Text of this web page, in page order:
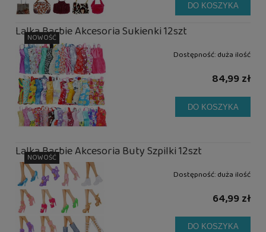
DO KOSZYKA
Lalka Barbie Akcesoria Sukienki 12szt
Dostępność:duża ilość
84,99 zł
DO KOSZYKA
NOWOŚĆ
Lalka Barbie Akcesoria Buty Szpilki 12szt
Dostępność:duża ilość
64,99 zł
DO KOSZYKA
NOWOŚĆ